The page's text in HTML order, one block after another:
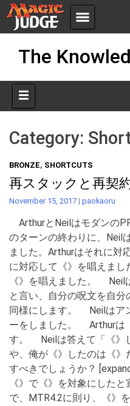
menu
Apps
Policies
The
Category:
BRONZE, SHORTCUTS
再スタックと再契
November 15, 2017 | paokaoru
ArthurとNeilはモダンの
のターンの終わりに、Neil
ました。Arthurはそれに対
に対応して《》を唱えまし
《》を唱えました。 Neil
と言い、自分の呪文を自
同様にします。 Neilはア
ーをしました。 Arthurは
す。 Neilは答えて「《》
や、俺が《》したのは《
すべきでしょうか？
《》で《》を対象にした
で、MTR4.2に則り、《》